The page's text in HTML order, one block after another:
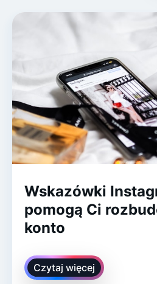
Wskazówki
pomogą Ci
konto
Czytaj więcej